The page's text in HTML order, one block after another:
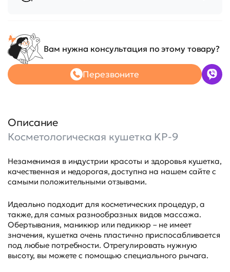
Вам нужна консультация по этому товару?
Перезвоните
Описание
Косметологическая кушетка KP-9
Незаменимая в индустрии красоты и здоровья кушетка,
качественная и недорогая, доступна на нашем сайте с
самыми положительными отзывами.
Идеально подходит для косметических процедур, а
также, для самых разнообразных видов массажа.
Обертывания, маникюр или педикюр – не имеет
значения, кушетка очень пластично приспосабливается
под любые потребности. Отрегулировать нужную
высоту, вы можете с помощью специального рычага.